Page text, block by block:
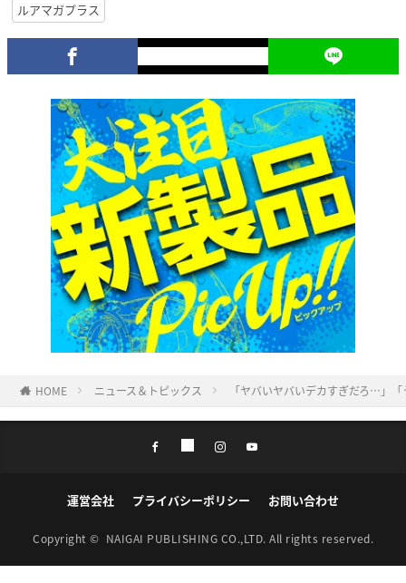
ルアマガプラス
HOME ニュース＆トピックス 「ヤバいヤバいデカすぎだろ…」
運営会社 プライバシーポリシー お問い合わせ
Copyright © NAIGAI PUBLISHING CO.,LTD. All rights reserved.